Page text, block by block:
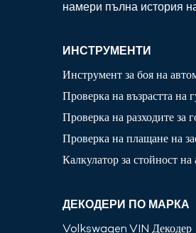
намери пълна история
ИНСТРУМЕНТИ
Инструмент за боя на
Проверка на възрастта на
Проверка на разходите за
Проверка на плащане на
Калкулатор за стойност
ДЕКОДЕРИ ПО МАРКА
Volkswagen VIN Декодер